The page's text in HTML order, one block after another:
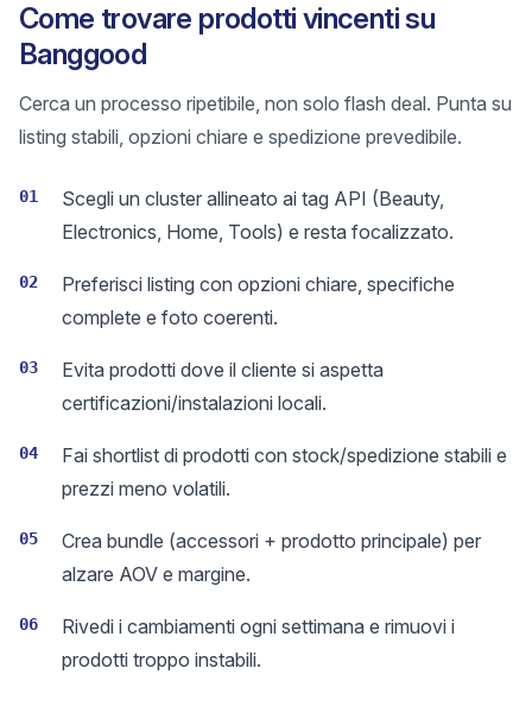
Come trovare prodotti vincenti su
Banggood
Cerca un processo ripetibile, non solo flash deal. Punta su
listing stabili, opzioni chiare e spedizione prevedibile.
01
Scegli un cluster allineato ai tag API (Beauty,
Electronics, Home, Tools) e resta focalizzato.
02
Preferisci listing con opzioni chiare, specifiche
complete e foto coerenti.
03
Evita prodotti dove il cliente si aspetta
certificazioni/instalazioni locali.
04
Fai shortlist di prodotti con stock/spedizione stabili e
prezzi meno volatili.
05
Crea bundle (accessori + prodotto principale) per
alzare AOV e margine.
06
Rivedi i cambiamenti ogni settimana e rimuovi i
prodotti troppo instabili.